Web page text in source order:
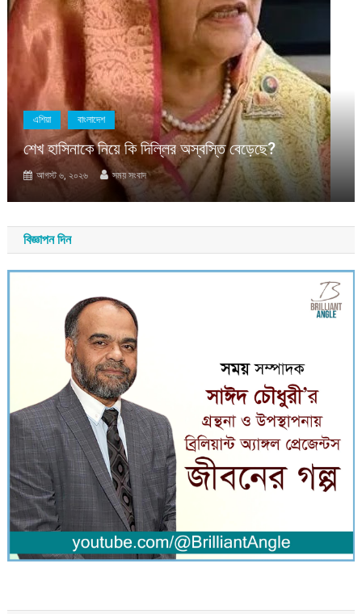
বেড়েছে?
বাংলাদেশ সাম্প্রতিক
মাহবুব আলী খানের
বিতরণ
আগস্ট ৬, ২০২৬ সময় সংবাদ
বিজ্ঞাপন দিন